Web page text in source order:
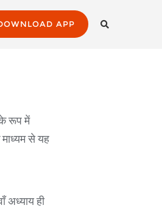
APP
के रूप में
से यह
अध्याय ही